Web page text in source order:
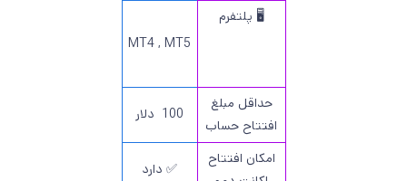
🖥 پلتفرم
MT4 , MT5
حداقل مبلغ
افتتاح حساب
100 دلار
امکان افتتاح
✅ دارد